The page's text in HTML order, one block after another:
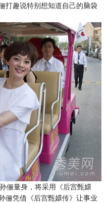
打趣说特别想知道自己的脑袋
量身，将采用《后宫甄嬛
俪凭借《后宫甄嬛传》让事业